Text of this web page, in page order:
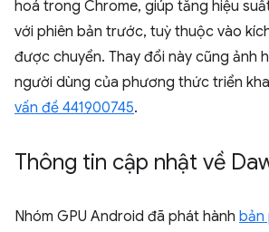
hoá trong Chrome, giúp tăng hiệu
với phiên bản trước, tuỳ thuộc vào
được chuyển. Thay đổi này cũng ảnh
người dùng của phương thức triển
vấn đề 441900745.
Thông tin cập nhật về
Nhóm GPU Android đã phát hành bản